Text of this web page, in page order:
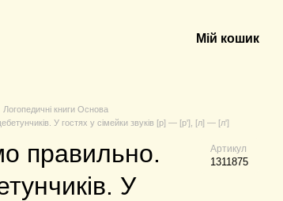
Мій кошик
Логопедичні книги Основа
У гостях у сімейки звуків [р] — [р'], [л] — [л']
правильно.
У
Артикул
1311875